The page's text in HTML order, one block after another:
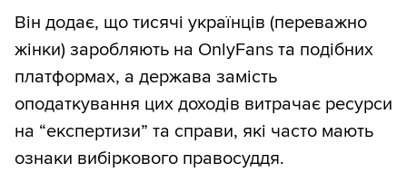
Він додає, що тисячі українців (переважно
жінки) заробляють на OnlyFans та подібних
платформах, а держава замість
оподаткування цих доходів витрачає ресурси
на “експертизи” та справи, які часто мають
ознаки вибіркового правосуддя.